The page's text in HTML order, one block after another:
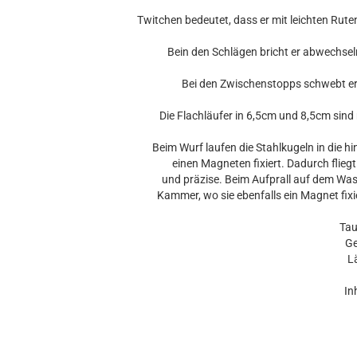
Twitchen bedeutet, dass er mit leichten
Bein den Schlägen bricht er
Bei den Zwischenstopps schwebt
Die Flachläufer in 6,5cm und 8,5cm
Beim Wurf laufen die Stahlkugeln in die
einen Magneten fixiert. Dadurch
und präzise. Beim Aufprall auf dem
Kammer, wo sie ebenfalls ein Magnet